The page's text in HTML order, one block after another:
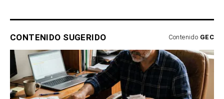
CONTENIDO SUGERIDO Contenido GEC